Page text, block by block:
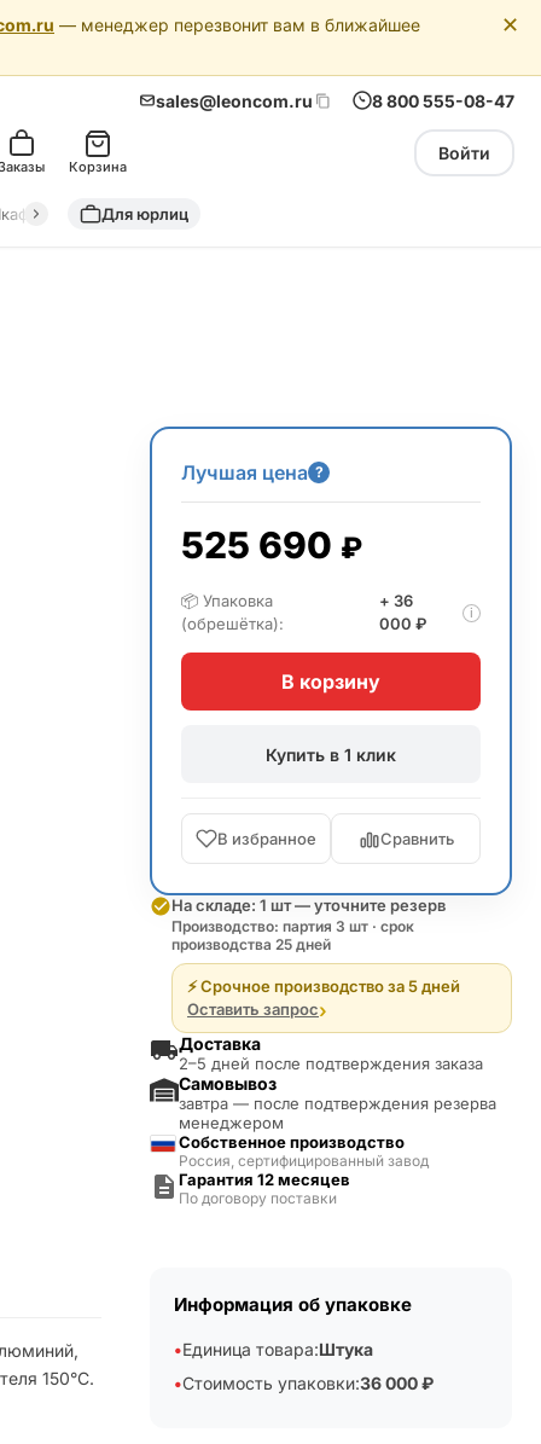
— менеджер перезвонит вам в ближайшее ✕
sales@leoncom.ru 8 800 555-08-47
Корзина
Войти
автоматики Драйкулеры (сухие охладители)
Для юрлиц
Лучшая цена ?
525 690 ₽
📦 Упаковка
(обрешётка):
+ 36
000 ₽
i
В корзину
Купить в 1 клик
В избранное Сравнить
На складе: 1 шт — уточните резерв
Производство: партия 3 шт · срок
производства 25 дней
⚡ Срочное производство за 5 дней
Оставить запрос›
Доставка
2–5 дней после подтверждения заказа
Самовывоз
завтра — после подтверждения резерва
менеджером
Собственное производство
Россия, сертифицированный завод
Гарантия 12 месяцев
По договору поставки
150°C.
Информация об упаковке
Единица товара:Штука
Стоимость упаковки:36 000 ₽